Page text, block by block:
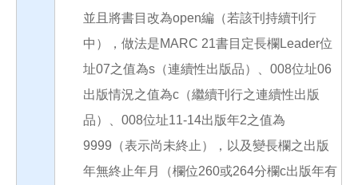
並且將書目改為open編（若該刊持續刊行
中），做法是MARC 21書目定長欄Leader位
址07之值為s（連續性出版品）、008位址06
出版情況之值為c（繼續刊行之連續性出版
品）、008位址11-14出版年2之值為
9999（表示尚未終止），以及變長欄之出版
年無終止年月（欄位260或264分欄c出版年有